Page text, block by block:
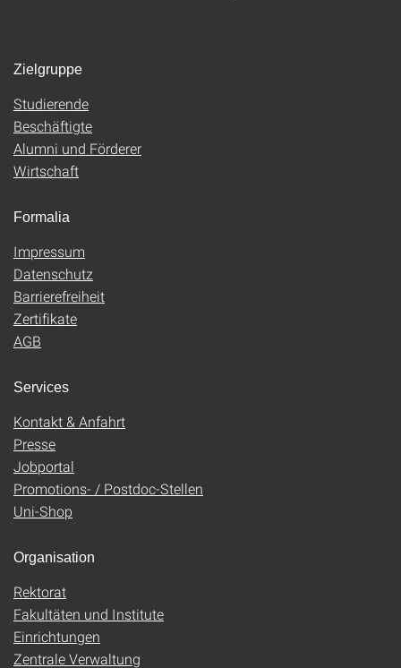
Zielgruppe
Studierende
Beschäftigte
Alumni und Förderer
Wirtschaft
Formalia
Impressum
Datenschutz
Barrierefreiheit
Zertifikate
AGB
Services
Kontakt & Anfahrt
Presse
Jobportal
Promotions- / Postdoc-Stellen
Uni-Shop
Organisation
Rektorat
Fakultäten und Institute
Einrichtungen
Zentrale Verwaltung